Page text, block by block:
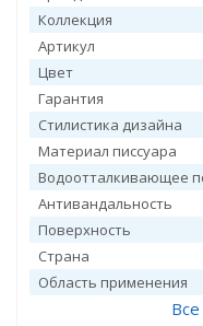
Коллекция
Артикул
Цвет
Гарантия
Стилистика дизайна
Материал писсуара
Водоотталкивающее
Антивандальность
Поверхность
Страна
Область применения